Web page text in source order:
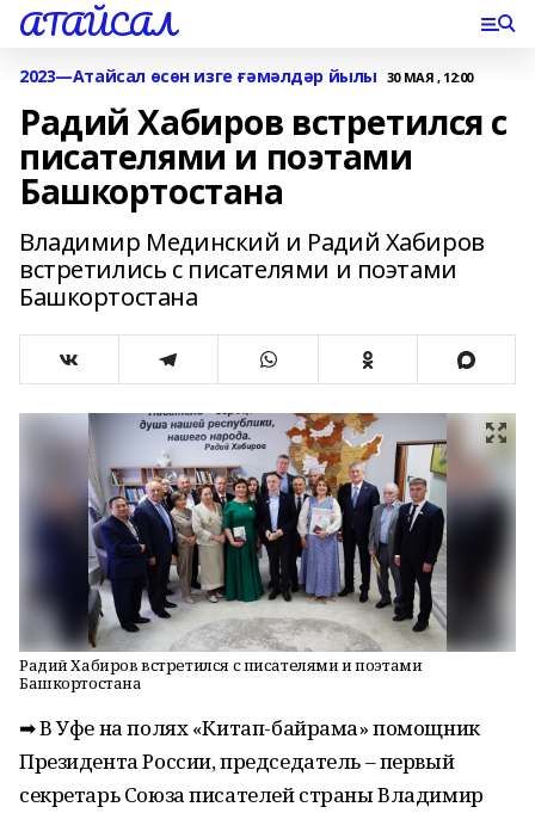
АТАЙСАЛ
2023—Атайсал өсөн изге ғәмәлдәр йылы 30 МАЯ , 12:00
Радий Хабиров встретился с
писателями и поэтами
Башкортостана
Владимир Мединский и Радий Хабиров
встретились с писателями и поэтами
Башкортостана
Радий Хабиров встретился с писателями и поэтами
Башкортостана
➡ В Уфе на полях «Китап-байрама» помощник
Президента России, председатель – первый
секретарь Союза писателей страны Владимир